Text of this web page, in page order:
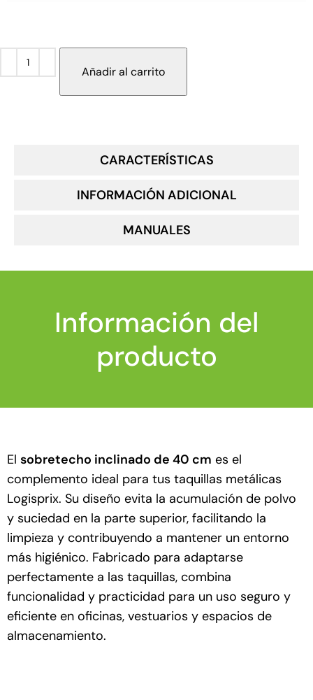
Añadir al carrito
CARACTERÍSTICAS
INFORMACIÓN ADICIONAL
MANUALES
Información del
producto
El sobretecho inclinado de 40 cm es el
complemento ideal para tus taquillas metálicas
Logisprix. Su diseño evita la acumulación de polvo
y suciedad en la parte superior, facilitando la
limpieza y contribuyendo a mantener un entorno
más higiénico. Fabricado para adaptarse
perfectamente a las taquillas, combina
funcionalidad y practicidad para un uso seguro y
eficiente en oficinas, vestuarios y espacios de
almacenamiento.